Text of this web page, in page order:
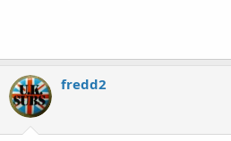
fredd2